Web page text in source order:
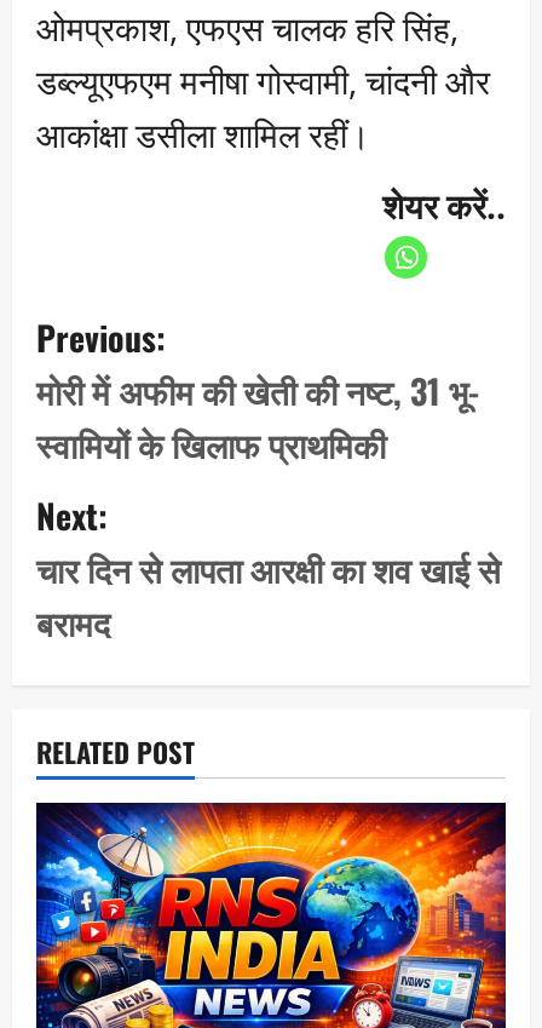
ओमप्रकाश, एफएस चालक हरि सिंह,
डब्ल्यूएफएम मनीषा गोस्वामी, चांदनी और
आकांक्षा डसीला शामिल रहीं।
शेयर करें..
o
s
t
n
v
i
g
a
i
o
n
Previous:
मोरी में अफीम की खेती की नष्ट, 31 भू-
स्वामियों के खिलाफ प्राथमिकी
Next:
चार दिन से लापता आरक्षी का शव खाई से
बरामद
RELATED POST